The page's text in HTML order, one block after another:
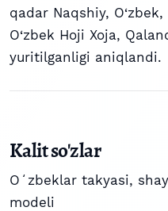
qadar Naqshiy, O‘zbek,
O‘zbek Hoji Xoja,
yuritilganligi aniqlandi.
Kalit so'zlar
Oʻzbeklar takyasi,
modeli